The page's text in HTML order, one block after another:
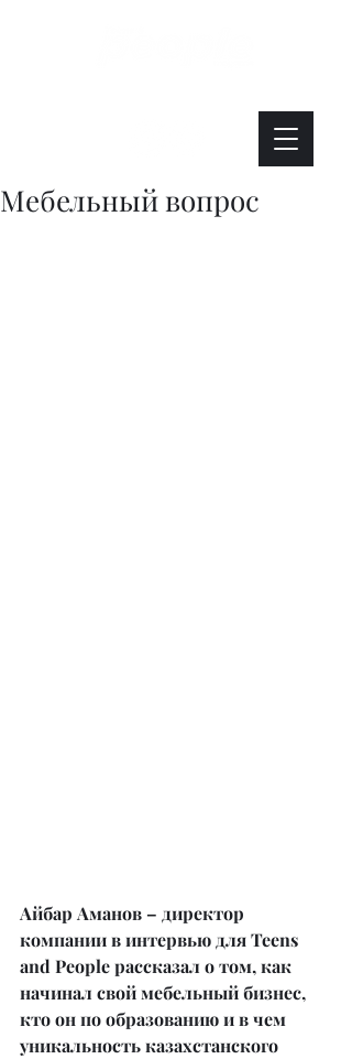
Мебельный вопрос
Айбар Аманов – директор
компании в интервью для Teens
and People рассказал о том, как
начинал свой мебельный бизнес,
кто он по образованию и в чем
уникальность казахстанского